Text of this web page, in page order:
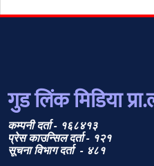
गुड लिंक मिडिया
कम्पनी दर्ता - १६८४१३
प्रेस काउन्सिल दर्ता - १२१
सूचना विभाग दर्ता - ४८१